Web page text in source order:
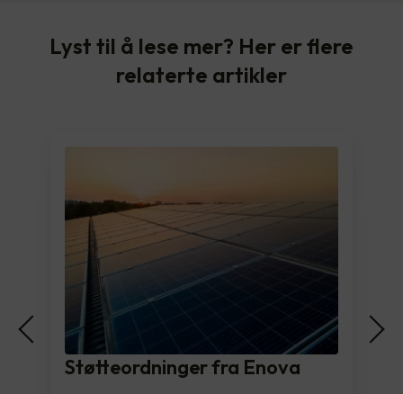
Lyst til å lese mer? Her er flere
relaterte artikler
Støtteordninger fra Enova